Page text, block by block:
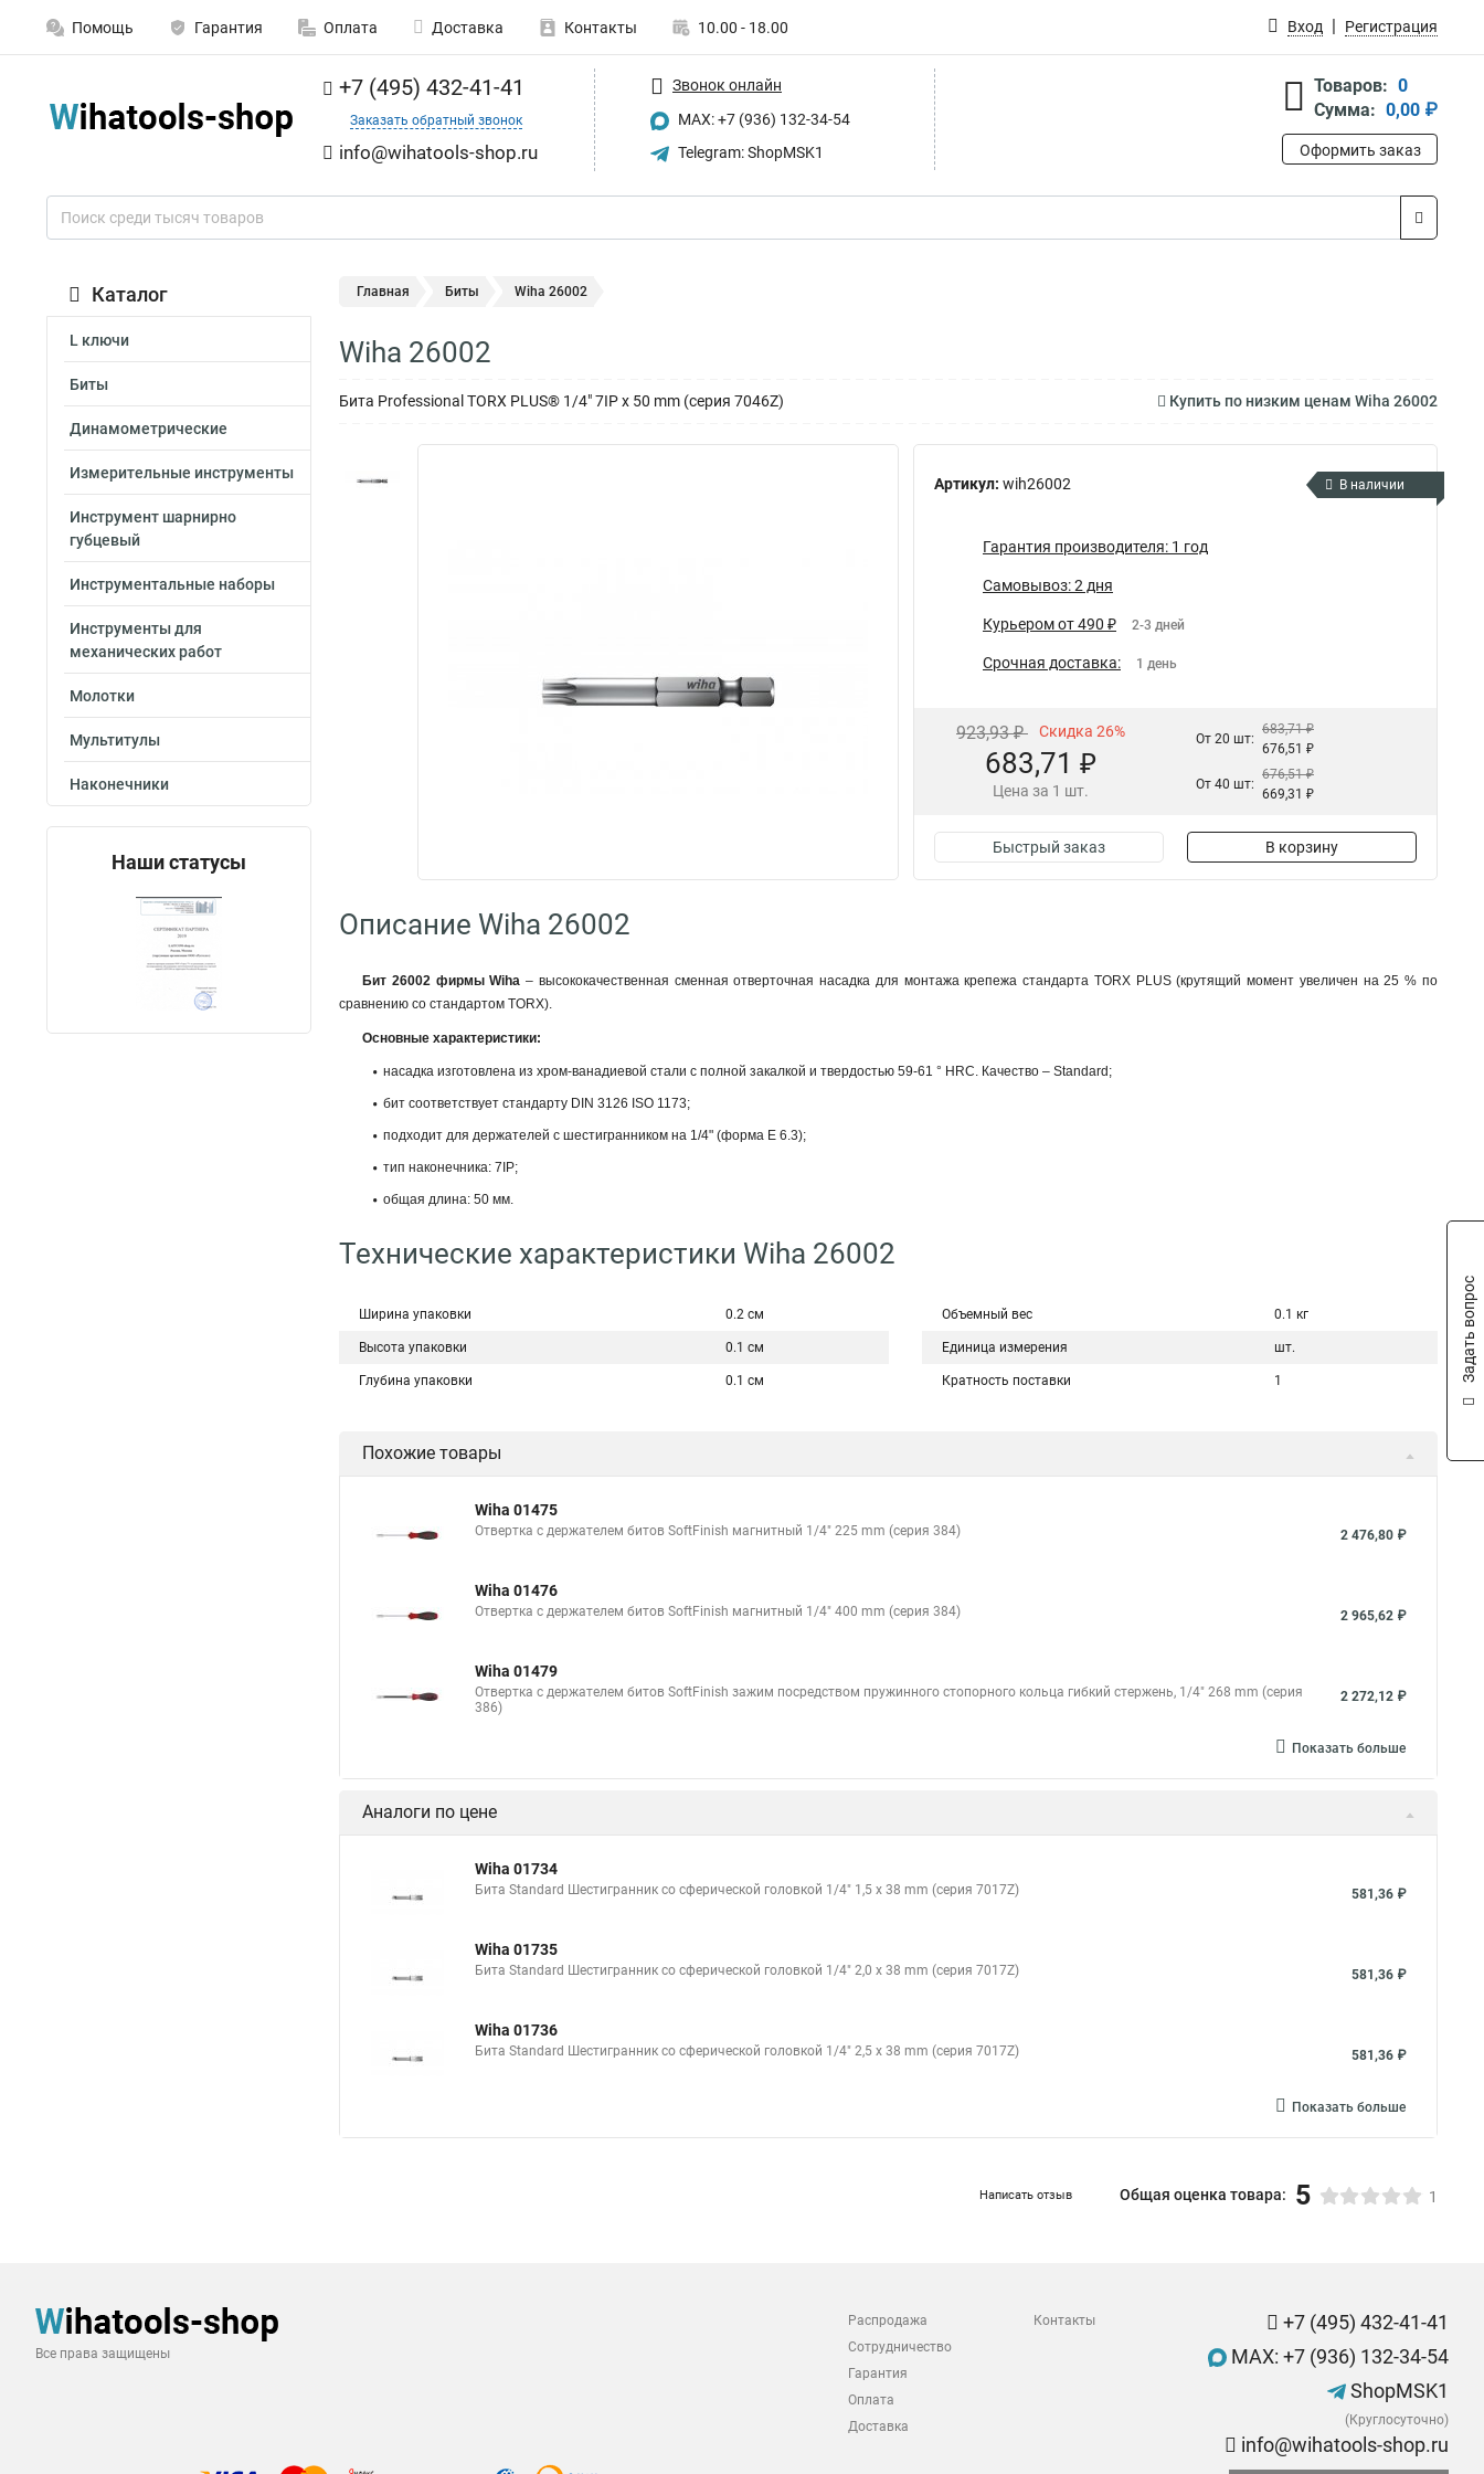
Помощь Гарантия Оплата Доставка Контакты 10.00 - 18.00 Вход Регистрация
+7 (495) 432-41-41
Заказать обратный звонок
info@wihatools-shop.ru
Звонок онлайн
MAX: +7 (936) 132-34-54
Telegram: ShopMSK1
Товаров: 0
Сумма: 0,00 ₽
Оформить заказ
Каталог
L ключи
Биты
Динамометрические
Измерительные инструменты
Инструмент шарнирно
губцевый
Инструментальные наборы
Инструменты для
механических работ
Молотки
Мультитулы
Наконечники
Наши статусы
Главная Биты Wiha 26002
Wiha 26002
Бита Professional TORX PLUS® 1/4" 7IP x 50 mm (серия 7046Z) Купить по низким ценам Wiha 26002
Артикул: wih26002 В наличии
Гарантия производителя: 1 год
Самовывоз: 2 дня
Курьером от 490 ₽ 2-3 дней
Срочная доставка: 1 день
923,93 ₽ Скидка 26%
683,71 ₽
Цена за 1 шт.
От 20 шт:
683,71 ₽
676,51 ₽
От 40 шт:
676,51 ₽
669,31 ₽
Быстрый заказ В корзину
Описание Wiha 26002
Бит 26002 фирмы Wiha – высококачественная сменная отверточная насадка для монтажа крепежа стандарта TORX PLUS (крутящий момент увеличен на 25 % по
сравнению со стандартом TORX).
Основные характеристики:
насадка изготовлена из хром-ванадиевой стали с полной закалкой и твердостью 59-61 ° HRC. Качество – Standard;
бит соответствует стандарту DIN 3126 ISO 1173;
подходит для держателей с шестигранником на 1/4" (форма E 6.3);
тип наконечника: 7IP;
общая длина: 50 мм.
Технические характеристики Wiha 26002
Ширина упаковки 0.2 см
Высота упаковки 0.1 см
Глубина упаковки 0.1 см
Объемный вес 0.1 кг
Единица измерения шт.
Кратность поставки 1
Похожие товары
Wiha 01475
Отвертка с держателем битов SoftFinish магнитный 1/4" 225 mm (серия 384) 2 476,80 ₽
Wiha 01476
Отвертка с держателем битов SoftFinish магнитный 1/4" 400 mm (серия 384) 2 965,62 ₽
Wiha 01479
Отвертка с держателем битов SoftFinish зажим посредством пружинного стопорного кольца гибкий стержень, 1/4" 268 mm (серия
386)
2 272,12 ₽
Показать больше
Аналоги по цене
Wiha 01734
Бита Standard Шестигранник со сферической головкой 1/4" 1,5 x 38 mm (серия 7017Z) 581,36 ₽
Wiha 01735
Бита Standard Шестигранник со сферической головкой 1/4" 2,0 x 38 mm (серия 7017Z) 581,36 ₽
Wiha 01736
Бита Standard Шестигранник со сферической головкой 1/4" 2,5 x 38 mm (серия 7017Z) 581,36 ₽
Показать больше
Написать отзыв Общая оценка товара: 5 1
Все права защищены
Распродажа
Сотрудничество
Гарантия
Оплата
Доставка
Контакты
+7 (495) 432-41-41
MAX: +7 (936) 132-34-54
ShopMSK1
(Круглосуточно)
info@wihatools-shop.ru
Задать вопрос